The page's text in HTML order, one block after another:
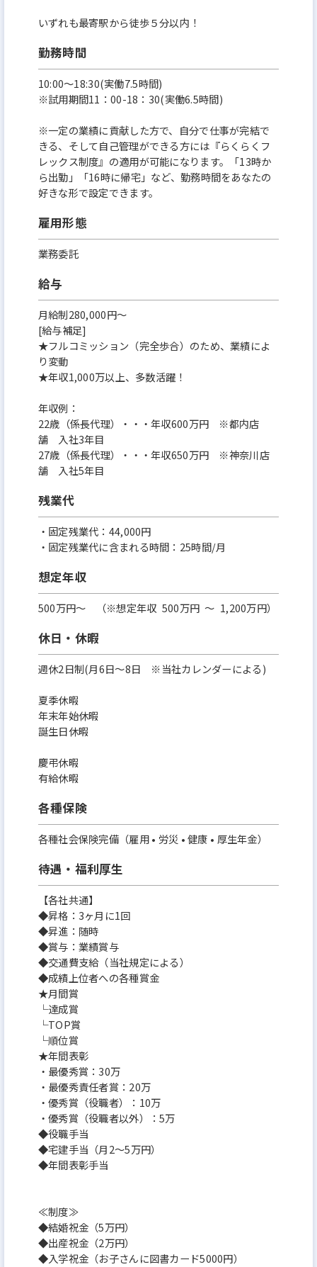
いずれも最寄駅から徒歩５分以内！
勤務時間
10:00〜18:30(実働7.5時間)
※試用期間11：00-18：30(実働6.5時間)
※一定の業績に貢献した方で、自分で仕事が完結で
きる、そして自己管理ができる方には『らくらくフ
レックス制度』の適用が可能になります。「13時か
ら出勤」「16時に帰宅」など、勤務時間をあなたの
好きな形で設定できます。
雇用形態
業務委託
給与
月給制280,000円～
[給与補足]
★フルコミッション（完全歩合）のため、業績によ
り変動
★年収1,000万以上、多数活躍！
年収例：
22歳（係長代理）・・・年収600万円 ※都内店
舗 入社3年目
27歳（係長代理）・・・年収650万円 ※神奈川店
舗 入社5年目
残業代
・固定残業代：44,000円
・固定残業代に含まれる時間：25時間/月
想定年収
500万円〜 （※想定年収 500万円 ～ 1,200万円）
休日・休暇
週休2日制(月6日〜8日 ※当社カレンダーによる)
夏季休暇
年末年始休暇
誕生日休暇
慶弔休暇
有給休暇
各種保険
各種社会保険完備（雇用 • 労災 • 健康 • 厚生年金）
待遇・福利厚生
【各社共通】
◆昇格：3ヶ月に1回
◆昇進：随時
◆賞与：業績賞与
◆交通費支給（当社規定による）
◆成績上位者への各種賞金
★月間賞
└達成賞
└TOP賞
└順位賞
★年間表彰
・最優秀賞：30万
・最優秀責任者賞：20万
・優秀賞（役職者）：10万
・優秀賞（役職者以外）：5万
◆役職手当
◆宅建手当（月2～5万円）
◆年間表彰手当
≪制度≫
◆結婚祝金（5万円）
◆出産祝金（2万円）
◆入学祝金（お子さんに図書カード5000円）